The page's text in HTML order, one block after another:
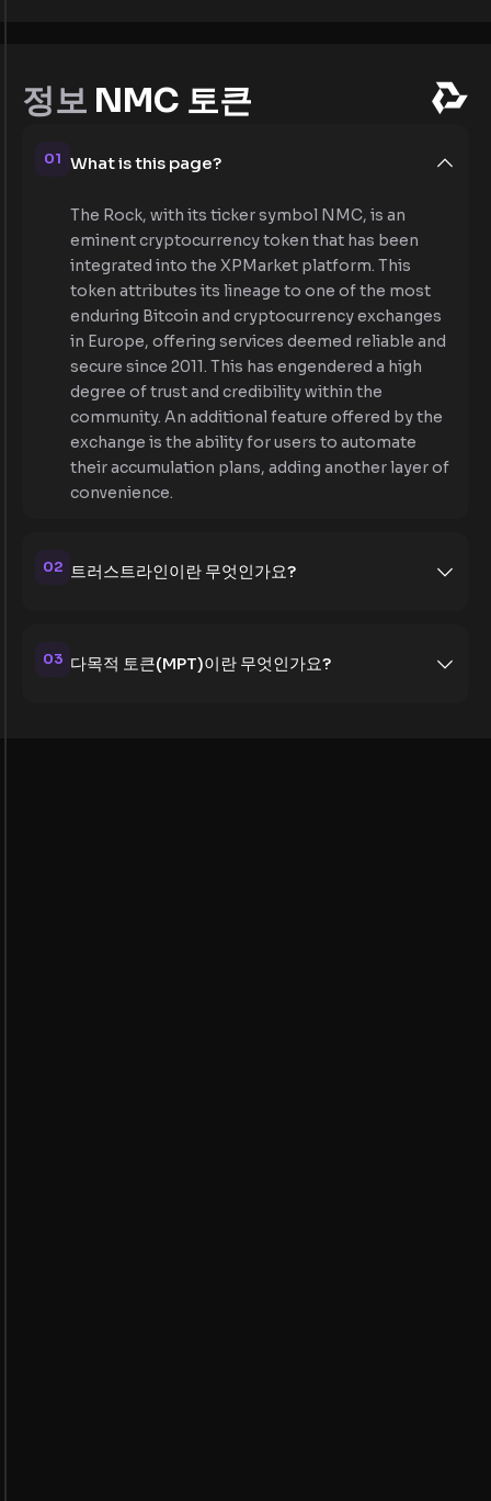
정보 NMC 토큰
01 What is this page?
The Rock, with its ticker symbol NMC, is an
eminent cryptocurrency token that has been
integrated into the XPMarket platform. This
token attributes its lineage to one of the most
enduring Bitcoin and cryptocurrency exchanges
in Europe, offering services deemed reliable and
secure since 2011. This has engendered a high
degree of trust and credibility within the
community. An additional feature offered by the
exchange is the ability for users to automate
their accumulation plans, adding another layer of
convenience.
02 트러스트라인이란 무엇인가요?
03 다목적 토큰(MPT)이란 무엇인가요?